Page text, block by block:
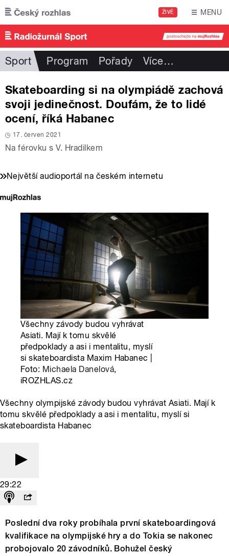
Přejít k hlavnímu obsahu
ŽIVĚ MENU
Sport Program Pořady Více…
Skateboarding si na olympiádě zachová
svoji jedinečnost. Doufám, že to lidé
ocení, říká Habanec
17. červen 2021
Na férovku s V. Hradilkem
Největší audioportál na českém internetu
Všechny závody budou vyhrávat
Asiati. Mají k tomu skvělé
předpoklady a asi i mentalitu, myslí
si skateboardista Maxim Habanec |
Foto: Michaela Danelová,
iROZHLAS.cz
Všechny olympijské závody budou vyhrávat Asiati. Mají k
tomu skvělé předpoklady a asi i mentalitu, myslí si
skateboardista Habanec
29:22
Poslední dva roky probíhala první skateboardingová
kvalifikace na olympijské hry a do Tokia se nakonec
probojovalo 20 závodníků. Bohužel český